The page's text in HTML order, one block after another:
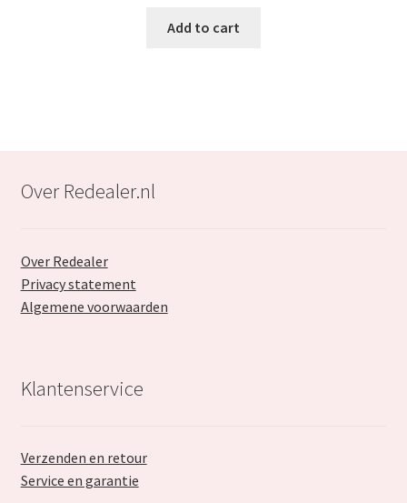
was:
Add to cart
Over Redealer.nl
Over Redealer
Privacy statement
Algemene voorwaarden
Klantenservice
Verzenden en retour
Service en garantie